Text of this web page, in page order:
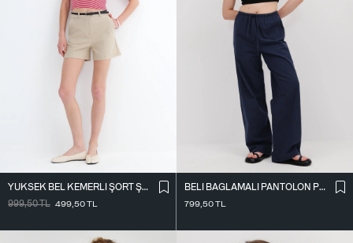
YÜKSEK BEL KEMERLI ŞORT Ş02336
999,50TL 499,50TL
BELI BAĞLAMALI PANTOLON PN17449
799,50TL